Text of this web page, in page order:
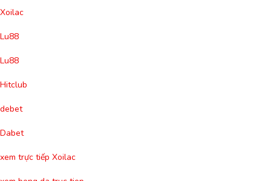
Xoilac
Lu88
Lu88
Hitclub
debet
Dabet
xem trực tiếp Xoilac